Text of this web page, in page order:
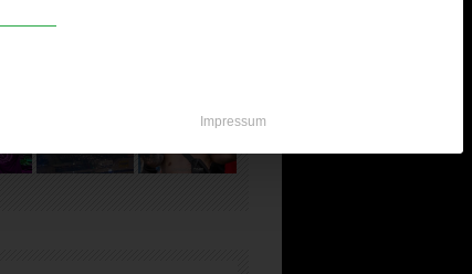
Impressum